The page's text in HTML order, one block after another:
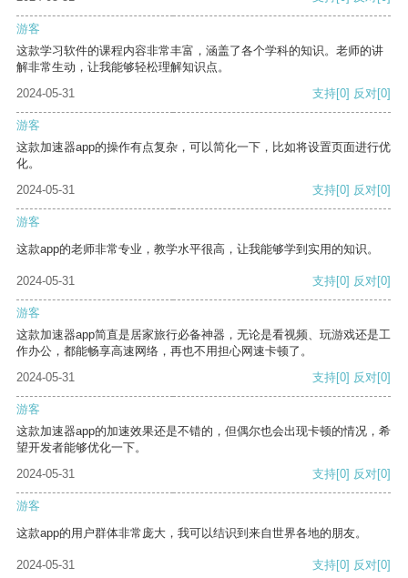
游客
这款学习软件的课程内容非常丰富，涵盖了各个学科的知识。老师的讲
解非常生动，让我能够轻松理解知识点。
2024-05-31
支持[0] 反对[0]
游客
这款加速器app的操作有点复杂，可以简化一下，比如将设置页面进行优
化。
2024-05-31
支持[0] 反对[0]
游客
这款app的老师非常专业，教学水平很高，让我能够学到实用的知识。
2024-05-31 支持[0] 反对[0]
游客
这款加速器app简直是居家旅行必备神器，无论是看视频、玩游戏还是工
作办公，都能畅享高速网络，再也不用担心网速卡顿了。
2024-05-31
支持[0] 反对[0]
游客
这款加速器app的加速效果还是不错的，但偶尔也会出现卡顿的情况，希
望开发者能够优化一下。
2024-05-31
支持[0] 反对[0]
游客
这款app的用户群体非常庞大，我可以结识到来自世界各地的朋友。
2024-05-31 支持[0] 反对[0]